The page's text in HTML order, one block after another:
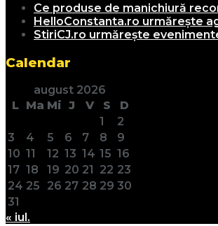
Ce produse de manichiură
HelloConstanta.ro urmărește
StiriCJ.ro urmărește
Calendar
august 2026
L Ma Mi J V S
D
1
2
3
4 5 6 7 8
9
10 11 12 13 14 15 16
17 18 19 20 21 22 23
24 25 26 27 28 29 30
31
« iul.